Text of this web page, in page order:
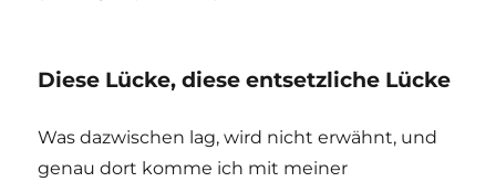
Diese Lücke, diese entsetzliche Lücke
Was dazwischen lag, wird nicht erwähnt, und
genau dort komme ich mit meiner